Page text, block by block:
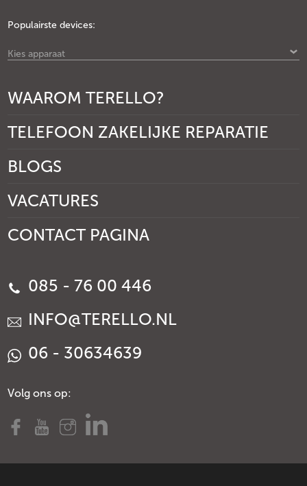
Populairste devices:
Kies apparaat
WAAROM TERELLO?
TELEFOON ZAKELIJKE REPARATIE
BLOGS
VACATURES
CONTACT PAGINA
085 - 76 00 446
INFO@TERELLO.NL
06 - 30634639
Volg ons op: